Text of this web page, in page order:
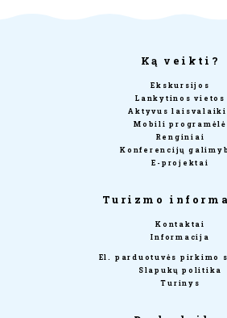
Ką veikti?
Ekskursijos
Lankytinos vietos
Aktyvus
Mobili programėlė
Renginiai
Konferencijų
E-projektai
Turizmo
Kontaktai
Informacija
El. parduotuvės pirkimo
Slapukų politika
Turinys